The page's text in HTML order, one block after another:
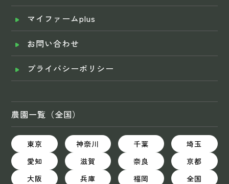
マイファームplus
お問い合わせ
プライバシーポリシー
農園一覧（全国）
東京 神奈川 千葉
埼玉
愛知
滋賀 奈良
京都
大阪
兵庫 福岡 全国